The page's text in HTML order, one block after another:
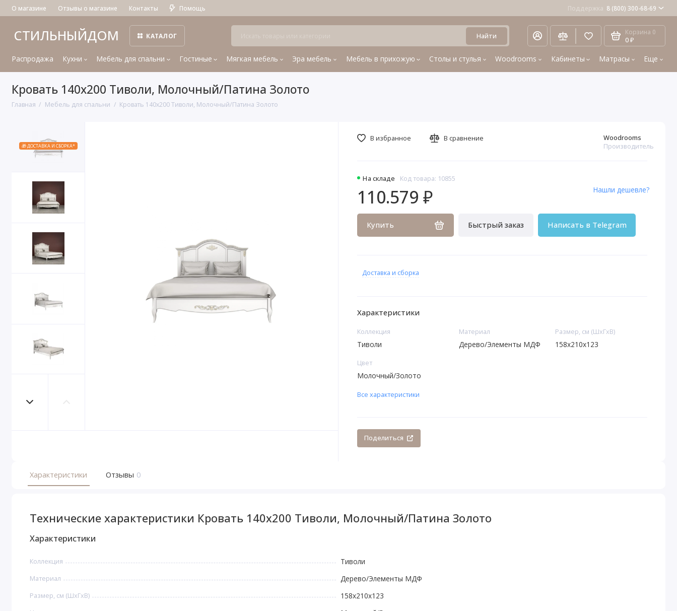
О магазине Отзывы о магазине Контакты Помощь Поддержка 8 (800) 300-68-69
СТИЛЬНЫЙДОМ КАТАЛОГ Найти Корзина 0
0 ₽
Распродажа Кухни Мебель для спальни Гостиные Мягкая мебель Эра мебель Мебель в прихожую Столы и стулья Woodrooms Кабинеты Матрасы Еще
Кровать 140x200 Тиволи, Молочный/Патина Золото
Главная Мебель для спальни Кровать 140x200 Тиволи, Молочный/Патина Золото
🎁 ДОСТАВКА И СБОРКА*
На складе Код товара: 10855
Woodrooms
Производитель
110.579 ₽
Купить Быстрый заказ Написать в Telegram
Нашли дешевле?
В избранное В сравнение
Доставка и сборка
Характеристики
Коллекция
Тиволи
Материал
Дерево/Элементы МДФ
Размер, см (ШхГхВ)
158x210x123
Цвет
Молочный/Золото
Все характеристики
Поделиться
Характеристики Отзывы 0
Технические характеристики Кровать 140x200 Тиволи, Молочный/Патина Золото
Характеристики
Коллекция Тиволи
Материал Дерево/Элементы МДФ
Размер, см (ШхГхВ) 158x210x123